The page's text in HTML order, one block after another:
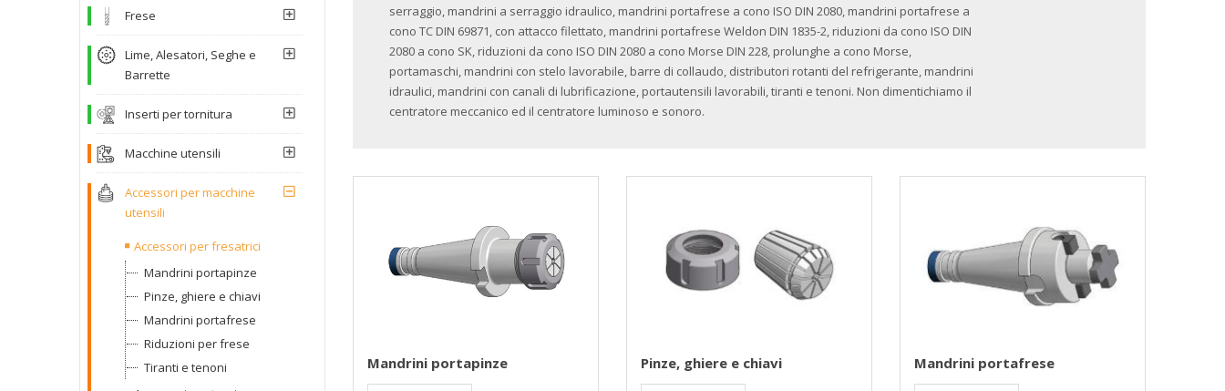
serraggio, mandrini a serraggio idraulico, mandrini portafrese a cono ISO DIN 2080, mandrini portafrese a
cono TC DIN 69871, con attacco filettato, mandrini portafrese Weldon DIN 1835-2, riduzioni da cono ISO DIN
2080 a cono SK, riduzioni da cono ISO DIN 2080 a cono Morse DIN 228, prolunghe a cono Morse,
portamaschi, mandrini con stelo lavorabile, barre di collaudo, distributori rotanti del refrigerante, mandrini
idraulici, mandrini con canali di lubrificazione, portautensili lavorabili, tiranti e tenoni. Non dimentichiamo il
centratore meccanico ed il centratore luminoso e sonoro.
Mandrini portapinze Pinze, ghiere e chiavi Mandrini portafrese
Frese
Lime, Alesatori, Seghe e
Barrette
Inserti per tornitura
Macchine utensili
Accessori per macchine
utensili
Accessori per fresatrici
Mandrini portapinze
Pinze, ghiere e chiavi
Mandrini portafrese
Riduzioni per frese
Tiranti e tenoni